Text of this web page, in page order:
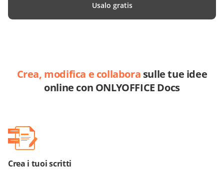
Usalo gratis
Crea, modifica e collabora sulle tue idee
online con ONLYOFFICE Docs
Crea i tuoi scritti